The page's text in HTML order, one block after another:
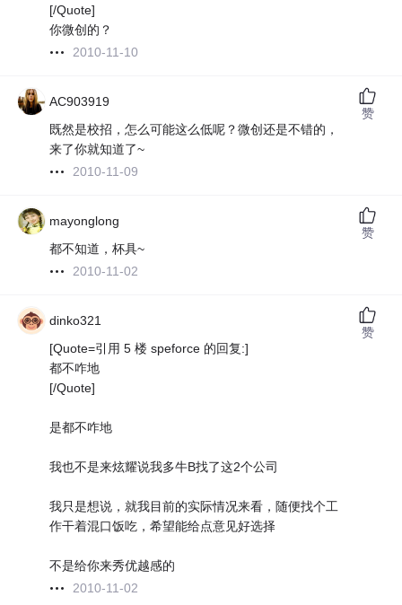
[/Quote]
你微创的？
2010-11-10
AC903919
既然是校招，怎么可能这么低呢？微创还是不错的，
来了你就知道了~
2010-11-09
赞
mayonglong
都不知道，杯具~
2010-11-02
赞
dinko321
[Quote=引用 5 楼 speforce 的回复:]
都不咋地
[/Quote]
是都不咋地
我也不是来炫耀说我多牛B找了这2个公司
我只是想说，就我目前的实际情况来看，随便找个工
作干着混口饭吃，希望能给点意见好选择
不是给你来秀优越感的
2010-11-02
赞